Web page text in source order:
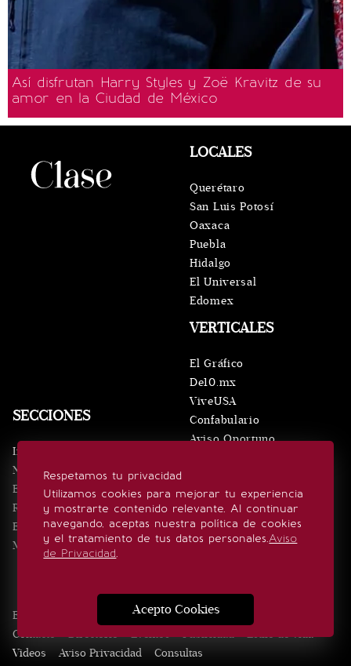
Así disfrutan Harry Styles y Zoë Kravitz de su
amor en la Ciudad de México
Respetamos tu privacidad
Utilizamos cookies para mejorar tu experiencia
y mostrarte contenido relevante. Al continuar
navegando, aceptas nuestra política de cookies
y el tratamiento de tus datos personales.Aviso
de Privacidad.
Acepto Cookies
SECCIONES
Inicio
Noticias
Eventos
Realeza
Estilo de vida
Minuto x Minuto
VERTICALES
El Gráfico
De10.mx
ViveUSA
Confabulario
Aviso Oportuno
LOCALES
Querétaro
San Luis Potosí
Oaxaca
Puebla
Hidalgo
El Universal
Edomex
SÍGUENOS
Edición Impresa Noticias Quiénes somos
Contacto
Directorio Eventos Publicidad
Estilo de vida
Videos
Aviso Privacidad Consultas